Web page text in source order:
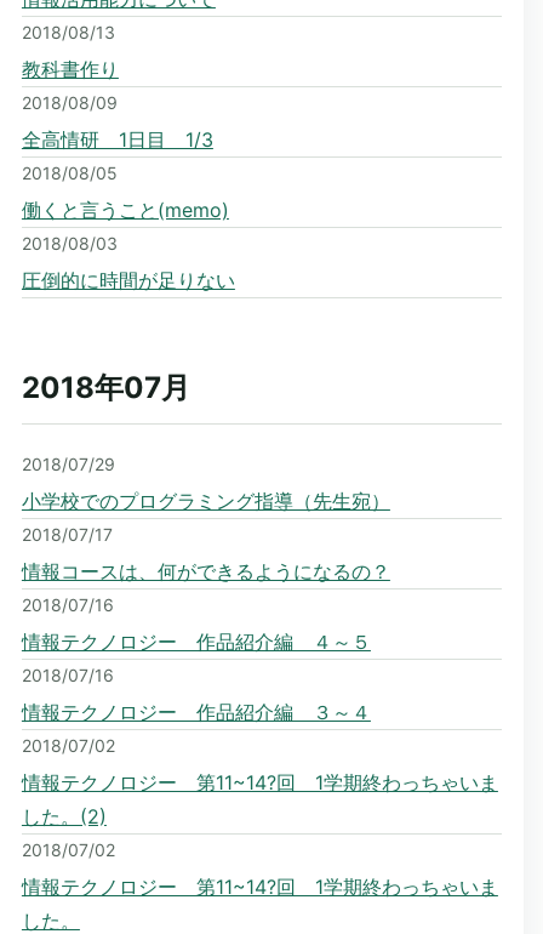
2018/08/13
教科書作り
2018/08/09
全高情研 1日目 1/3
2018/08/05
働くと言うこと(memo)
2018/08/03
圧倒的に時間が足りない
2018年07月
2018/07/29
小学校でのプログラミング指導（先生宛）
2018/07/17
情報コースは、何ができるようになるの？
2018/07/16
情報テクノロジー 作品紹介編 ４～５
2018/07/16
情報テクノロジー 作品紹介編 ３～４
2018/07/02
情報テクノロジー 第11~14?回 1学期終わっちゃいま
した。(2)
2018/07/02
情報テクノロジー 第11~14?回 1学期終わっちゃいま
した。